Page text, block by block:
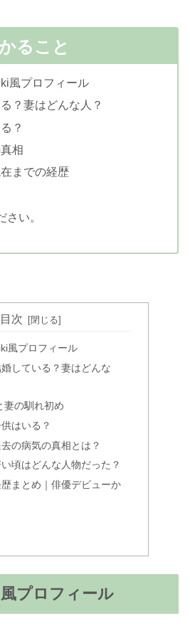
ること
風プロフィール
？妻はどんな人？
？
相
までの経歴
い。
目次
風プロフィール
している？妻はどんな
妻の馴れ初め
はいる？
の病気の真相とは？
頃はどんな人物だった？
まとめ｜俳優デビューか
プロフィール